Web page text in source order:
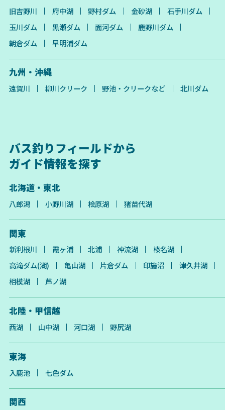
旧吉野川 府中湖 野村ダム 金砂湖
石手川ダム
玉川ダム
黒瀬ダム 面河ダム
鹿野川ダム
朝倉ダム
早明浦ダム
九州・沖縄
遠賀川 柳川クリーク 野池・クリークなど 北川ダム
バス釣りフィールドから
ガイド情報を探す
北海道・東北
八郎潟 小野川湖 桧原湖 猪苗代湖
関東
新利根川 霞ヶ浦 北浦 神流湖
榛名湖
高滝ダム(湖)
亀山湖 片倉ダム 印旛沼
津久井湖
相模湖
芦ノ湖
北陸・甲信越
西湖 山中湖 河口湖 野尻湖
東海
入鹿池 七色ダム
関西